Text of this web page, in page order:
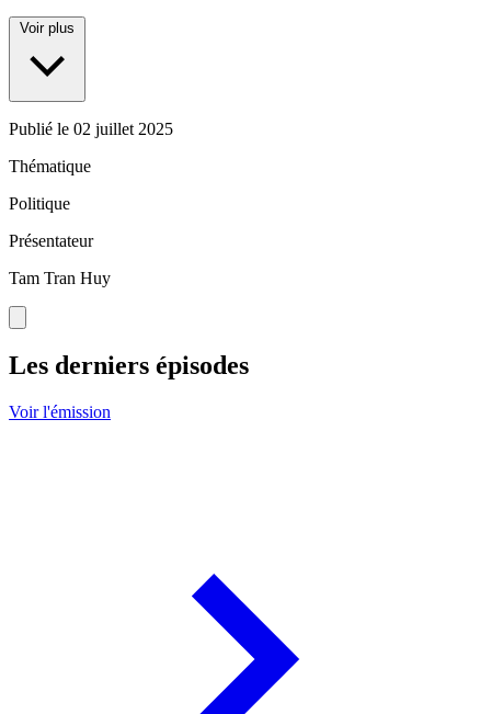
Voir plus
Publié le 02 juillet 2025
Thématique
Politique
Présentateur
Tam Tran Huy
Les derniers épisodes
Voir l'émission